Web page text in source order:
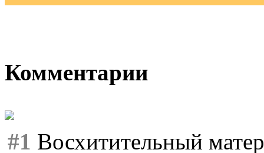
Комментарии
#1 Восхитительный